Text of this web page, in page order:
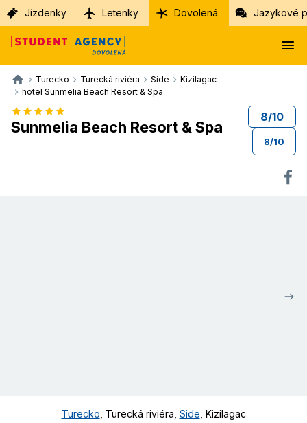
Jízdenky Letenky Dovolená Jazykové
Turecko Turecká riviéra Side
Kizilagac
hotel Sunmelia Beach Resort & Spa
Sunmelia Beach Resort & Spa
8/10
8/10
Turecko Turecká riviéra Side Kizilagac